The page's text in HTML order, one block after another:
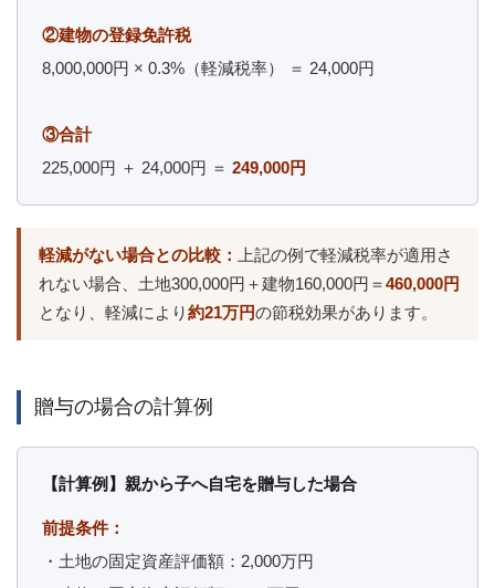
②建物の登録免許税
8,000,000円 × 0.3%（軽減税率） ＝ 24,000円
③合計
225,000円 ＋ 24,000円 ＝ 249,000円
軽減がない場合との比較：
上記の例で軽減税率が適用さ
れない場合、土地300,000円＋建物160,000円＝460,000円
となり、軽減により約21万円の節税効果があります。
贈与の場合の計算例
【計算例】親から子へ自宅を贈与した場合
前提条件：
・土地の固定資産評価額：2,000万円